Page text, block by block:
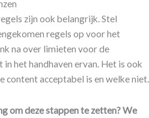
zijn ook belangrijk. Stel
regels op voor het
na over limieten voor de
het handhaven ervan. Het is ook
content acceptabel is en welke niet.
om deze stappen te zetten? We